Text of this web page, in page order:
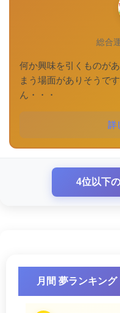
総合
何か興味を引くものが
まう場面がありそうで
ん・・・
詳
4位以下
月間 夢ランキング